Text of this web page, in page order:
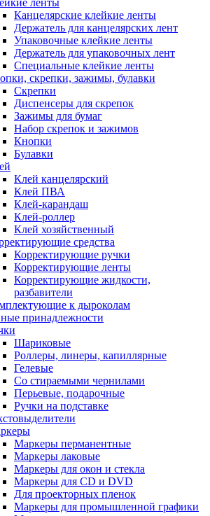
ленты
Канцелярские клейкие ленты
Держатель для канцелярских лент
Упаковочные клейкие ленты
Держатель для упаковочных лент
Специальные клейкие ленты
скрепки, зажимы, булавки
Скрепки
Диспенсеры для скрепок
Зажимы для бумаг
Набор скрепок и зажимов
Кнопки
Булавки
Клей канцелярский
Клей ПВА
Клей-карандаш
Клей-роллер
Клей хозяйственный
средства
Корректирующие ручки
Корректирующие ленты
Корректирующие жидкости,
разбавители
к дыроколам
принадлежности
Шариковые
Роллеры, линеры, капиллярные
Гелевые
Со стираемыми чернилами
Перьевые, подарочные
Ручки на подставке
Маркеры перманентные
Маркеры лаковые
Маркеры для окон и стекла
Маркеры для CD и DVD
Для проекторных пленок
Маркеры для промышленной графики